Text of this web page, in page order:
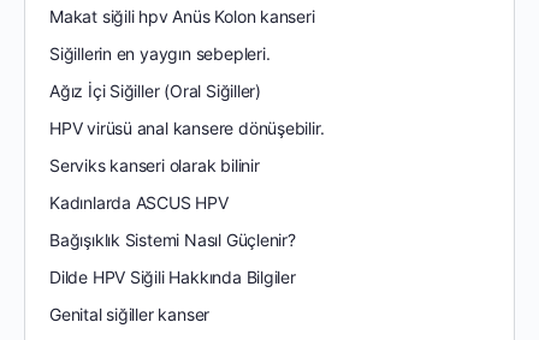
Makat siğili hpv Anüs Kolon kanseri
Siğillerin en yaygın sebepleri.
Ağız İçi Siğiller (Oral Siğiller)
HPV virüsü anal kansere dönüşebilir.
Serviks kanseri olarak bilinir
Kadınlarda ASCUS HPV
Bağışıklık Sistemi Nasıl Güçlenir?
Dilde HPV Siğili Hakkında Bilgiler
Genital siğiller kanser